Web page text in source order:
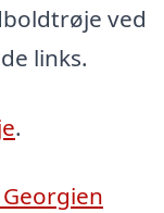
ved
links.
.